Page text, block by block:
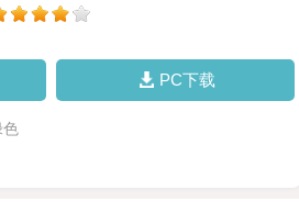
PC下载